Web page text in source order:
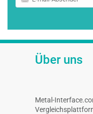
mail-
Über uns
Metal-